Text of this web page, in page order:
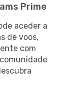
Prime
aceder a
de voos,
com